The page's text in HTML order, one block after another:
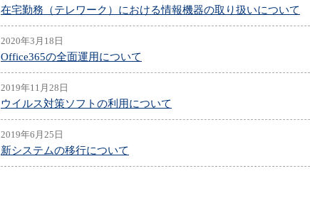
在宅勤務（テレワーク）における情報機器の取り扱いについて
2020年3月18日
Office365の全面運用について
2019年11月28日
ウイルス対策ソフトの利用について
2019年6月25日
新システムの移行について